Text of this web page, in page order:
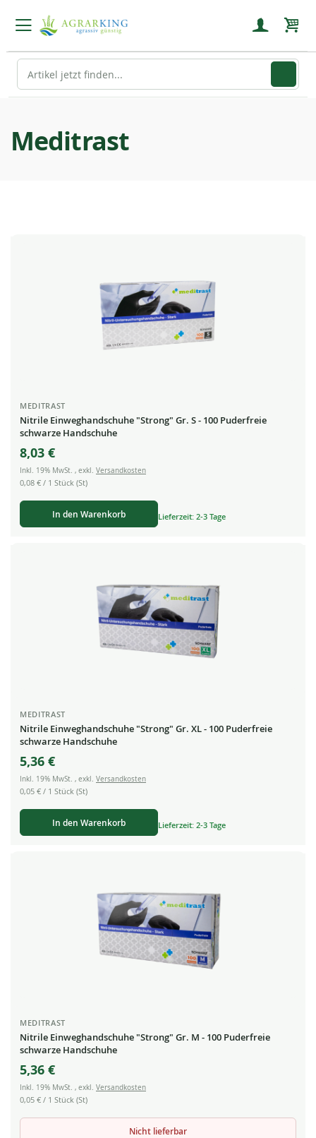
Meditrast
MEDITRAST
Nitrile Einweghandschuhe "Strong" Gr. S - 100 Puderfreie
schwarze Handschuhe
8,03 €
Inkl. 19% MwSt. , exkl. Versandkosten
0,08 € / 1 Stück (St)
In den Warenkorb Lieferzeit: 2-3 Tage
MEDITRAST
Nitrile Einweghandschuhe "Strong" Gr. XL - 100 Puderfreie
schwarze Handschuhe
5,36 €
Inkl. 19% MwSt. , exkl. Versandkosten
0,05 € / 1 Stück (St)
In den Warenkorb Lieferzeit: 2-3 Tage
MEDITRAST
Nitrile Einweghandschuhe "Strong" Gr. M - 100 Puderfreie
schwarze Handschuhe
5,36 €
Inkl. 19% MwSt. , exkl. Versandkosten
0,05 € / 1 Stück (St)
Nicht lieferbar